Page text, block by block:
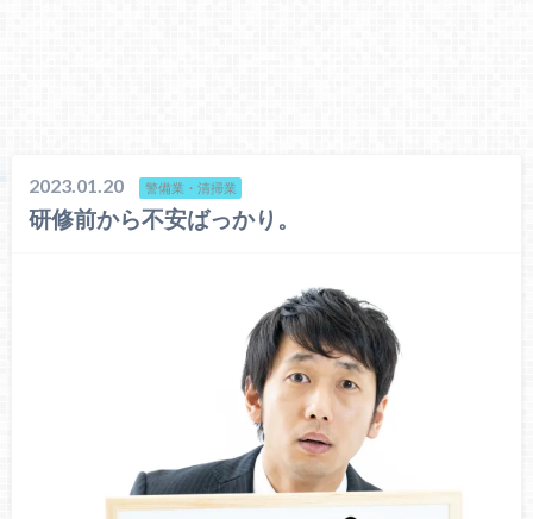
2023.01.20 警備業・清掃業
研修前から不安ばっかり。